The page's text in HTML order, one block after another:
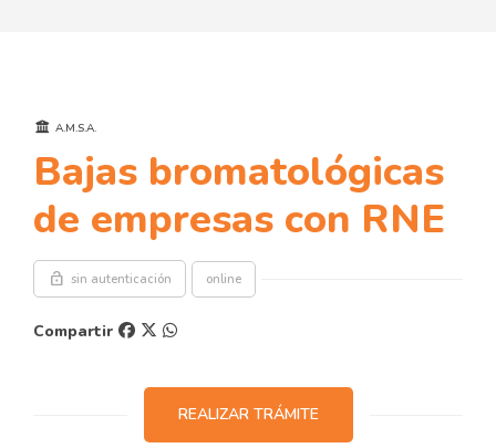
A.M.S.A.
Bajas bromatológicas
de empresas con RNE
lock_open sin autenticación online
Compartir
REALIZAR TRÁMITE